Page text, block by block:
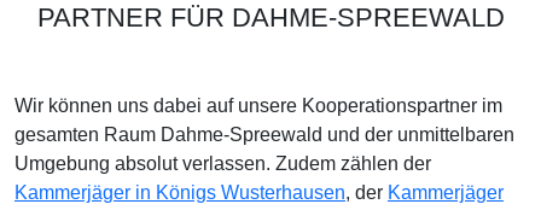
PARTNER FÜR DAHME-SPREEWALD
Wir können uns dabei auf unsere Kooperationspartner im
gesamten Raum Dahme-Spreewald und der unmittelbaren
Umgebung absolut verlassen. Zudem zählen der
Kammerjäger in Königs Wusterhausen, der Kammerjäger